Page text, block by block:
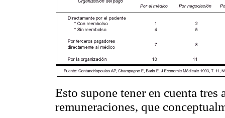
Esto supone tener en cuenta tres
remuneraciones, que